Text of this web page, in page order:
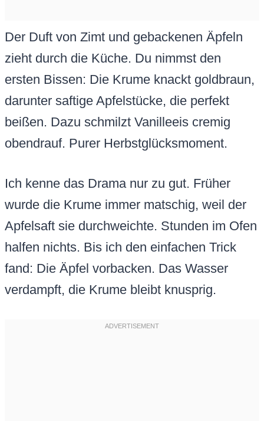
Der Duft von Zimt und gebackenen Äpfeln
zieht durch die Küche. Du nimmst den
ersten Bissen: Die Krume knackt goldbraun,
darunter saftige Apfelstücke, die perfekt
beißen. Dazu schmilzt Vanilleeis cremig
obendrauf. Purer Herbstglücksmoment.
Ich kenne das Drama nur zu gut. Früher
wurde die Krume immer matschig, weil der
Apfelsaft sie durchweichte. Stunden im Ofen
halfen nichts. Bis ich den einfachen Trick
fand: Die Äpfel vorbacken. Das Wasser
verdampft, die Krume bleibt knusprig.